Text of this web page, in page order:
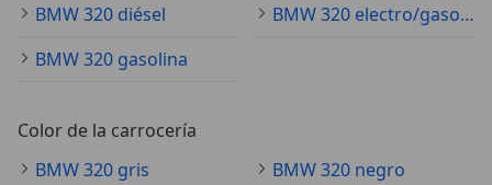
BMW 320 diésel
BMW 320 electro/gasolina
BMW 320 gasolina
Color de la carrocería
BMW 320 gris
BMW 320 negro